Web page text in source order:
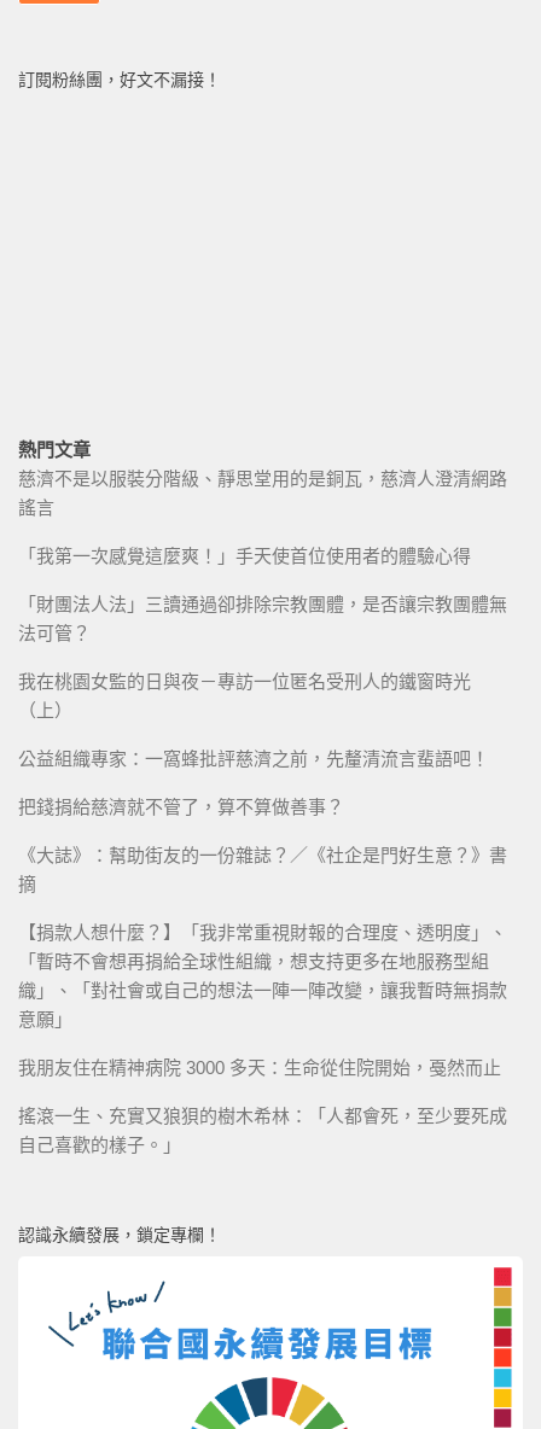
訂閱粉絲團，好文不漏接！
熱門文章
慈濟不是以服裝分階級、靜思堂用的是銅瓦，慈濟人澄清網路
謠言
「我第一次感覺這麼爽！」手天使首位使用者的體驗心得
「財團法人法」三讀通過卻排除宗教團體，是否讓宗教團體無
法可管？
我在桃園女監的日與夜－專訪一位匿名受刑人的鐵窗時光
（上）
公益組織專家：一窩蜂批評慈濟之前，先釐清流言蜚語吧！
把錢捐給慈濟就不管了，算不算做善事？
《大誌》：幫助街友的一份雜誌？／《社企是門好生意？》書
摘
【捐款人想什麼？】「我非常重視財報的合理度、透明度」、
「暫時不會想再捐給全球性組織，想支持更多在地服務型組
織」、「對社會或自己的想法一陣一陣改變，讓我暫時無捐款
意願」
我朋友住在精神病院 3000 多天：生命從住院開始，戞然而止
搖滾一生、充實又狼狽的樹木希林：「人都會死，至少要死成
自己喜歡的樣子。」
認識永續發展，鎖定專欄！